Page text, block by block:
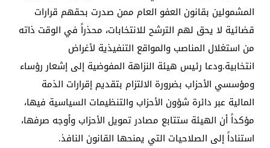
المشمولين بقانون العفو العام ممن صدرت بحقهم قرارات
قضائية لا يحق لهم الترشح للانتخابات، محذراً في الوقت ذاته
من استغلال المناصب والمواقع التنفيذية لأغراض
انتخابية.ودعا رئيس هيئة النزاهة المفوضية إلى إشعار رؤساء
ومؤسسي الأحزاب بضرورة الالتزام بتقديم إقرارات الذمة
المالية عبر دائرة شؤون الأحزاب والتنظيمات السياسية فيها،
مؤكداً أن الهيئة ستتابع مصادر تمويل الأحزاب وأوجه صرفها،
استناداً إلى الصلاحيات التي يمنحها القانون النافذ.